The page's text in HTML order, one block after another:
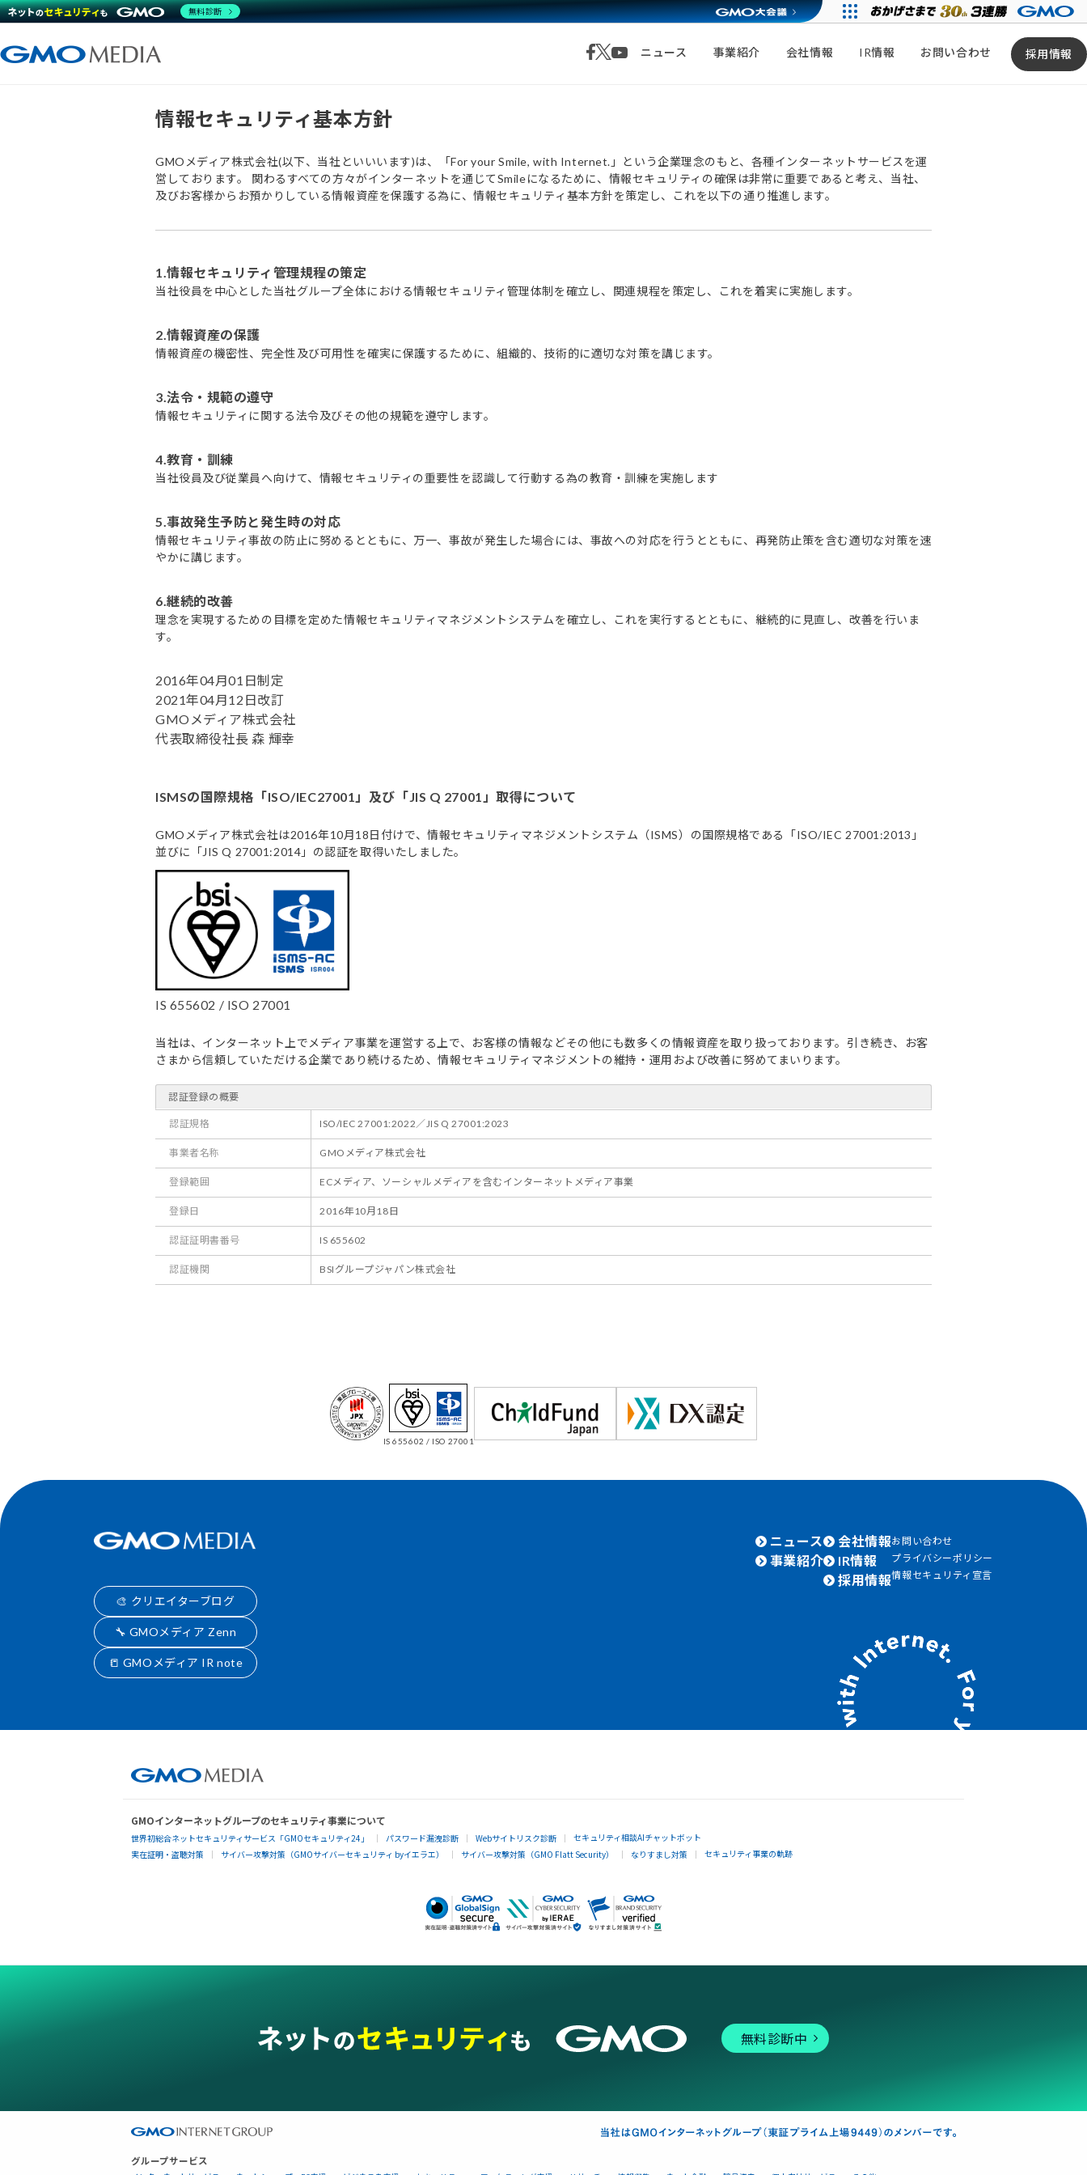
ニュース 事業紹介 会社情報 IR情報 お問い合わせ 採用情報
情報セキュリティ基本方針
GMOメディア株式会社(以下、当社といいいます)は、「For your Smile, with Internet.」という企業理念のもと、各種インターネットサービスを運
営しております。 関わるすべての方々がインターネットを通じてSmileになるために、情報セキュリティの確保は非常に重要であると考え、当社、
及びお客様からお預かりしている情報資産を保護する為に、情報セキュリティ基本方針を策定し、これを以下の通り推進します。
1.情報セキュリティ管理規程の策定
当社役員を中心とした当社グループ全体における情報セキュリティ管理体制を確立し、関連規程を策定し、これを着実に実施します。
2.情報資産の保護
情報資産の機密性、完全性及び可用性を確実に保護するために、組織的、技術的に適切な対策を講じます。
3.法令・規範の遵守
情報セキュリティに関する法令及びその他の規範を遵守します。
4.教育・訓練
当社役員及び従業員へ向けて、情報セキュリティの重要性を認識して行動する為の教育・訓練を実施します
5.事故発生予防と発生時の対応
情報セキュリティ事故の防止に努めるとともに、万一、事故が発生した場合には、事故への対応を行うとともに、再発防止策を含む適切な対策を速
やかに講じます。
6.継続的改善
理念を実現するための目標を定めた情報セキュリティマネジメントシステムを確立し、これを実行するとともに、継続的に見直し、改善を行いま
す。
2016年04月01日制定
2021年04月12日改訂
GMOメディア株式会社
代表取締役社長 森 輝幸
ISMSの国際規格「ISO/IEC27001」及び「JIS Q 27001」取得について
GMOメディア株式会社は2016年10月18日付けで、情報セキュリティマネジメントシステム（ISMS）の国際規格である「ISO/IEC 27001:2013」
並びに「JIS Q 27001:2014」の認証を取得いたしました。
IS 655602 / ISO 27001
当社は、インターネット上でメディア事業を運営する上で、お客様の情報などその他にも数多くの情報資産を取り扱っております。引き続き、お客
さまから信頼していただける企業であり続けるため、情報セキュリティマネジメントの維持・運用および改善に努めてまいります。
認証登録の概要
認証規格 ISO/IEC 27001:2022／JIS Q 27001:2023
事業者名称 GMOメディア株式会社
登録範囲 ECメディア、ソーシャルメディアを含むインターネットメディア事業
登録日 2016年10月18日
認証証明書番号 IS 655602
認証機関 BSIグループジャパン株式会社
IS 655602 / ISO 27001
🎨 クリエイターブログ
🔧 GMOメディア Zenn
📒 GMOメディア IR note
ニュース
事業紹介
会社情報
IR情報
採用情報
お問い合わせ
プライバシーポリシー
情報セキュリティ宣言
GMOインターネットグループのセキュリティ事業について
世界初総合ネットセキュリティサービス「GMOセキュリティ24」 パスワード漏洩診断 Webサイトリスク診断
セキュリティ相談AIチャットボット
実在証明・盗聴対策
サイバー攻撃対策（GMOサイバーセキュリティ byイエラエ） サイバー攻撃対策（GMO Flatt Security） なりすまし対策 セキュリティ事業の軌跡
無料診断中
グループサービス
無料診断